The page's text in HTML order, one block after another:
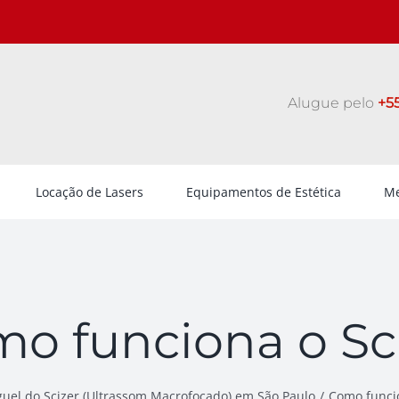
Alugue pelo
Locação de Lasers Equipamentos de Estética
funciona o